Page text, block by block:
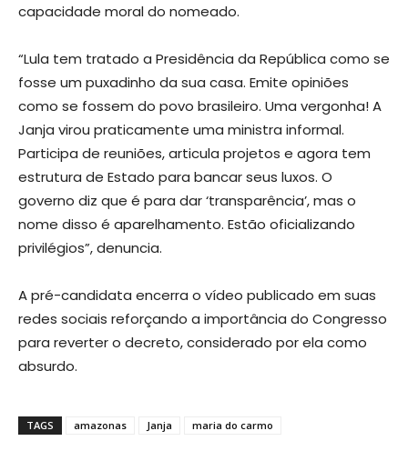
capacidade moral do nomeado.
“Lula tem tratado a Presidência da República como se
fosse um puxadinho da sua casa. Emite opiniões
como se fossem do povo brasileiro. Uma vergonha! A
Janja virou praticamente uma ministra informal.
Participa de reuniões, articula projetos e agora tem
estrutura de Estado para bancar seus luxos. O
governo diz que é para dar ‘transparência’, mas o
nome disso é aparelhamento. Estão oficializando
privilégios”, denuncia.
A pré-candidata encerra o vídeo publicado em suas
redes sociais reforçando a importância do Congresso
para reverter o decreto, considerado por ela como
absurdo.
TAGS amazonas Janja maria do carmo